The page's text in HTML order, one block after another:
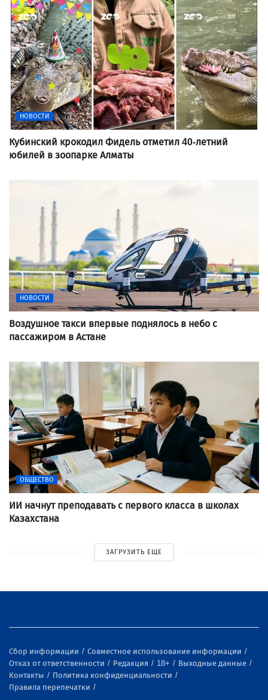
НОВОСТИ
Кубинский крокодил Фидель отметил 40-летний
юбилей в зоопарке Алматы
НОВОСТИ
Воздушное такси впервые поднялось в небо с
пассажиром в Астане
ОБЩЕСТВО
ИИ начнут преподавать с первого класса в школах
Казахстана
ЗАГРУЗИТЬ ЕЩЕ
Сбор информации
Совместное использование информации
Отказ от ответственности
Редакция 18+
Выходные данные
Контакты
Политика конфиденциальности
Правила перепечатки